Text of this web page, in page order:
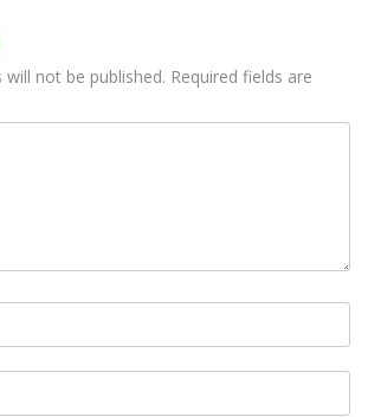
not be published. Required fields are